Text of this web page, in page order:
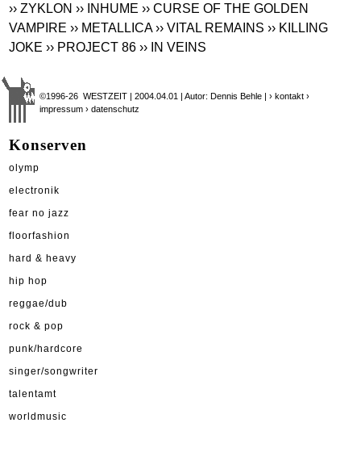
›› ZYKLON ›› INHUME ›› CURSE OF THE GOLDEN
VAMPIRE ›› METALLICA ›› VITAL REMAINS ›› KILLING
JOKE ›› PROJECT 86 ›› IN VEINS
©1996-26 WESTZEIT | 2004.04.01 | Autor: Dennis Behle |› kontakt ›
impressum › datenschutz
Konserven
olymp
electronik
fear no jazz
floorfashion
hard & heavy
hip hop
reggae/dub
rock & pop
punk/hardcore
singer/songwriter
talentamt
worldmusic